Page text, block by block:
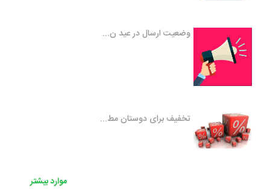
وضعیت ارسال در عید ن...
تخفیف برای دوستان مط...
موارد بیشتر